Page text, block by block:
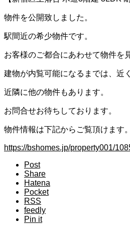
物件を公開致しました。
駅間近の希少物件です。
お客様のご都合にあわせて物件を
建物が内覧可能になるまでは、近
近隣に他の物件もあります。
お問合せお待ちしております。
物件情報は下記からご覧頂けます。
https://bshomes.jp/property001/
Post
Share
Hatena
Pocket
RSS
feedly
Pin it